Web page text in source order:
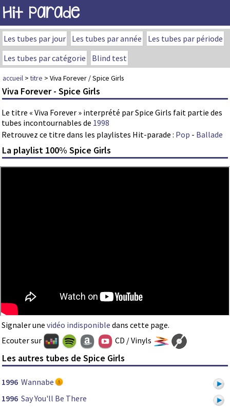
Hit Parade
Les tubes par jour Les tubes par année
Les tubes par période
Les tubes par catégorie
Blind test
accueil >titre > Viva Forever / Spice Girls
Viva Forever - Spice Girls
Le titre « Viva Forever » interprété par Spice Girls fait partie des
tubes incontournables de 1998
Retrouvez ce titre dans les playlistes Hit-parade : Pop - Ballade
La playlist 100% Spice Girls
Signaler une vidéo indisponible dans cette page.
Ecouter sur
CD / Vinyls
Les autres tubes de Spice Girls
1996 Wannabe
1996 Say You'll Be There